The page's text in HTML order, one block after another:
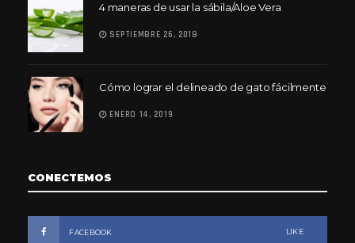
4 maneras de usar la sábila/Aloe Vera
SEPTIEMBRE 26, 2018
Cómo lograr el delineado de gato fácilmente
ENERO 14, 2019
CONECTEMOS
FACEBOOK LIKE